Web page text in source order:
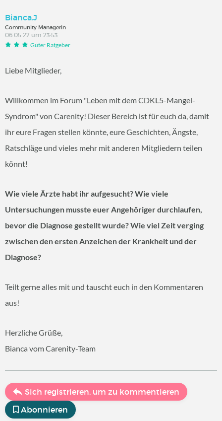
Bianca.J
Community Managerin
06.05.22 um 23:53
Guter Ratgeber
Liebe Mitglieder,
Willkommen im Forum "Leben mit dem CDKL5-Mangel-
Syndrom" von Carenity! Dieser Bereich ist für euch da, damit
ihr eure Fragen stellen könnte, eure Geschichten, Ängste,
Ratschläge und vieles mehr mit anderen Mitgliedern teilen
könnt!
Wie viele Ärzte habt ihr aufgesucht? Wie viele
Untersuchungen musste euer Angehöriger durchlaufen,
bevor die Diagnose gestellt wurde? Wie viel Zeit verging
zwischen den ersten Anzeichen der Krankheit und der
Diagnose?
Teilt gerne alles mit und tauscht euch in den Kommentaren
aus!
Herzliche Grüße,
Bianca vom Carenity-Team
Sich registrieren, um zu kommentieren
Abonnieren